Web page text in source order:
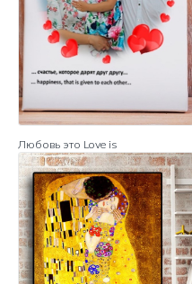
Любовь это Love is